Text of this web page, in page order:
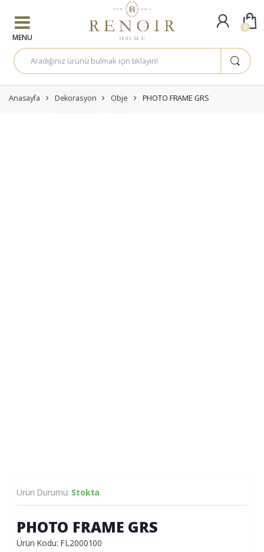
A
r
a
a
:
Anasayfa Dekorasyon Obje PHOTO FRAME GRS
Ürün Durumu: Stokta
PHOTO FRAME GRS
Ürün Kodu: FL2000100
0